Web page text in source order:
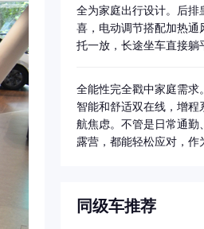
全为家庭出行设计。后排
喜，电动调节搭配加热通
托一放，长途坐车直接躺
全能性完全戳中家庭需求
智能和舒适双在线，增程
航焦虑。不管是日常通勤
露营，都能轻松应对，作
同级车推荐